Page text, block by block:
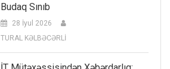
Budaq Sınıb
28 İyul 2026
TURAL KƏLBƏCƏRLİ